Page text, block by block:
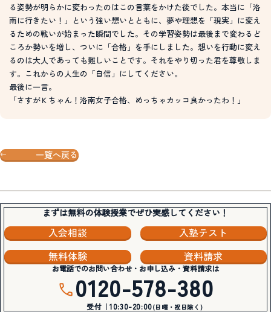
る姿勢が明らかに変わったのはこの言葉をかけた後でした。本当に「洛
南に行きたい！」という強い想いとともに、夢や理想を「現実」に変え
るための戦いが始まった瞬間でした。その学習姿勢は最後まで変わるど
ころか勢いを増し、ついに「合格」を手にしました。想いを行動に変え
るのは大人であっても難しいことです。それをやり切った君を尊敬しま
す。これからの人生の「自信」にしてください。
最後に一言。
「さすがＫちゃん！洛南女子合格、めっちゃカッコ良かったわ！」
一覧へ戻る
まずは無料の体験授業でぜひ実感してください！
入会相談
入塾テスト
無料体験
資料請求
お電話でのお問い合わせ・お申し込み・資料請求は
0120-578-380
受付｜10:30-20:00(日曜・祝日除く)